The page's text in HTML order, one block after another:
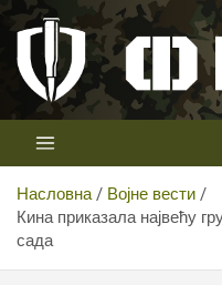
Скип
цонтент
Први војни канал у Србији
Насловна
Војне вести
Кина приказала највећу
сада